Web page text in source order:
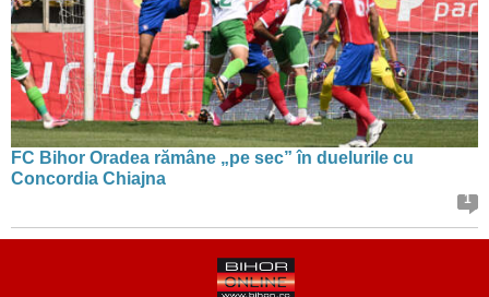
FC Bihor Oradea rămâne „pe sec” în duelurile cu
Concordia Chiajna
1